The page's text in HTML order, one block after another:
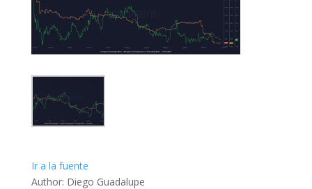
Ir a la fuente
Author: Diego Guadalupe